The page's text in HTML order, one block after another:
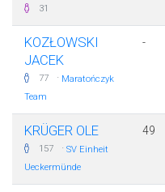
31
KOZŁOWSKI
JACEK
77 · Maratończyk
Team
-
KRÜGER OLE
157 · SV Einheit
Ueckermünde
49